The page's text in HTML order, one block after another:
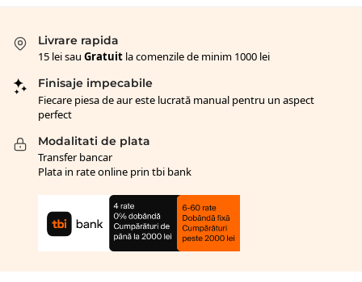
Livrare rapida
15 lei sau Gratuit la comenzile de minim 1000 lei
Finisaje impecabile
Fiecare piesa de aur este lucrată manual pentru un aspect
perfect
Modalitati de plata
Transfer bancar
Plata in rate online prin tbi bank